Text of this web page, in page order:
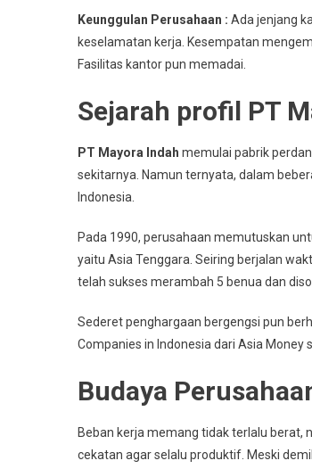
Keunggulan Perusahaan : Ada jenjang
keselamatan kerja. Kesempatan
Fasilitas kantor pun memadai.
Sejarah profil PT
PT Mayora Indah memulai pabrik
sekitarnya. Namun ternyata, dalam
Indonesia.
Pada 1990, perusahaan memutuskan
yaitu Asia Tenggara. Seiring berjalan
telah sukses merambah 5 benua dan
Sederet penghargaan bergengsi pun
Companies in Indonesia dari Asia Money
Budaya
Beban kerja memang tidak terlalu berat,
cekatan agar selalu produktif. Meski